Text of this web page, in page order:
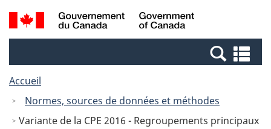
Passer
au
Passer
à
Canada
Recherche
et
et
Accueil
Normes, sources de données et méthodes
Variante de la CPE 2016 - Regroupements principaux